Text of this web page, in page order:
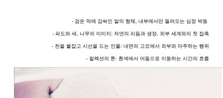
- 검은 막에 감싸인 알의 형체, 내부에서만 들려오는 심장 박동
- 파도와 새, 나무의 이미지: 자연의 리듬과 생장, 외부 세계와의 첫 접촉
- 천을 붙잡고 시선을 드는 인물: 내면의 고요에서 외부와 마주하는 행위
- 컬렉션의 톤: 흰색에서 어둠으로 이동하는 시간의 흐름